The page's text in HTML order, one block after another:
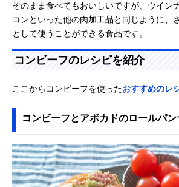
そのまま食べてもおいしいですが、ウイン
コンといった他の肉加工品と同じように、
として使うことができる食品です。
コンビーフのレシピを紹介
ここからコンビーフを使ったおすすめのレ
コンビーフとアボカドのロールパン